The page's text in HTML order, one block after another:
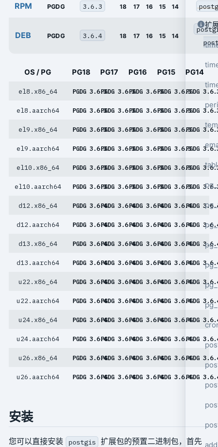
扩
RPM PGDG 3.6.3 18 17 16 15 14
DEB PGDG 3.6.4 18 17 16 15 14
OS / PG PG18 PG17 PG16 PG15 PG14
el8.x86_64 PGDG 3.6.3PGDG 3.6.3PGDG 3.6.3PGDG 3.6.3PGDG
el8.aarch64 PGDG 3.6.3PGDG 3.6.3PGDG 3.6.3PGDG 3.6.3PGDG
el9.x86_64 PGDG 3.6.3PGDG 3.6.3PGDG 3.6.3PGDG 3.6.3PGDG
el9.aarch64 PGDG 3.6.3PGDG 3.6.3PGDG 3.6.3PGDG 3.6.3PGDG
el10.x86_64 PGDG 3.6.3PGDG 3.6.3PGDG 3.6.3PGDG 3.6.3PGDG
el10.aarch64 PGDG 3.6.3PGDG 3.6.3PGDG 3.6.3PGDG 3.6.3PGDG
d12.x86_64 PGDG 3.6.4PGDG 3.6.4PGDG 3.6.4PGDG 3.6.4PGDG
d12.aarch64 PGDG 3.6.4PGDG 3.6.4PGDG 3.6.4PGDG 3.6.4PGDG
d13.x86_64 PGDG 3.6.4PGDG 3.6.4PGDG 3.6.4PGDG 3.6.4PGDG
d13.aarch64 PGDG 3.6.4PGDG 3.6.4PGDG 3.6.4PGDG 3.6.4PGDG
u22.x86_64 PGDG 3.6.4PGDG 3.6.4PGDG 3.6.4PGDG 3.6.4PGDG
u22.aarch64 PGDG 3.6.4PGDG 3.6.4PGDG 3.6.4PGDG 3.6.4PGDG
u24.x86_64 PGDG 3.6.4PGDG 3.6.4PGDG 3.6.4PGDG 3.6.4PGDG
u24.aarch64 PGDG 3.6.4PGDG 3.6.4PGDG 3.6.4PGDG 3.6.4PGDG
u26.x86_64 PGDG 3.6.4PGDG 3.6.4PGDG 3.6.4PGDG 3.6.4PGDG
u26.aarch64 PGDG 3.6.4PGDG 3.6.4PGDG 3.6.4PGDG 3.6.4PGDG
安装
您可以直接安装 postgis 扩展包的预置二进制包，首先